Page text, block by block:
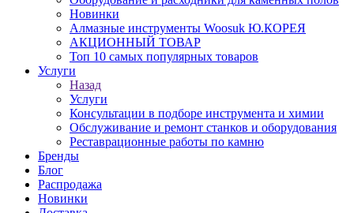
Новинки
Алмазные инструменты Woosuk Ю.КОРЕЯ
АКЦИОННЫЙ ТОВАР
Топ 10 самых популярных товаров
Услуги
Назад
Услуги
Консультации в подборе инструмента и химии
Обслуживание и ремонт станков и оборудования
Реставрационные работы по камню
Бренды
Блог
Распродажа
Новинки